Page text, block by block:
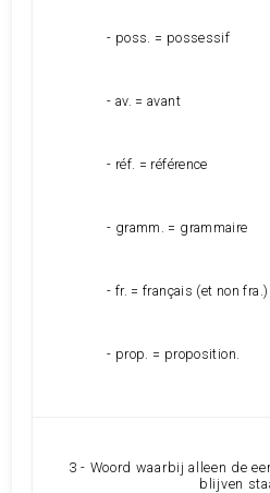
- poss. = possessif
- av. = avant
- réf. = référence
- gramm. = grammaire
- fr. = français (et non fra.)
- prop. = proposition.
3 - Woord waarbij alleen de
blijven